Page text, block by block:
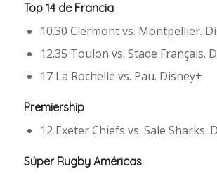
Top 14 de Francia
10.30 Clermont vs. Montpellier.
12.35 Toulon vs. Stade Français.
17 La Rochelle vs. Pau. Disney+
Premiership
12 Exeter Chiefs vs. Sale Sharks.
Súper Rugby Américas